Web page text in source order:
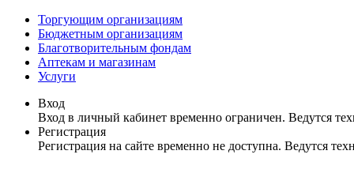
Торгующим организациям
Бюджетным организациям
Благотворительным фондам
Аптекам и магазинам
Услуги
Вход
Вход в личный кабинет временно ограничен. Ведутся
Регистрация
Регистрация на сайте временно не доступна. Ведутся